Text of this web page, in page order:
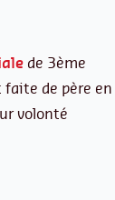
de 3ème
faite de père en
volonté